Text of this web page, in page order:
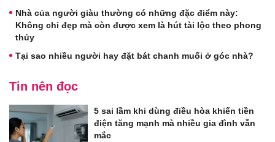
Nhà của người giàu thường có những đặc điểm này:
Không chỉ đẹp mà còn được xem là hút tài lộc theo phong
thủy
Tại sao nhiều người hay đặt bát chanh muối ở góc nhà?
Tin nên đọc
5 sai lầm khi dùng điều hòa khiến tiền
điện tăng mạnh mà nhiều gia đình vẫn
mắc